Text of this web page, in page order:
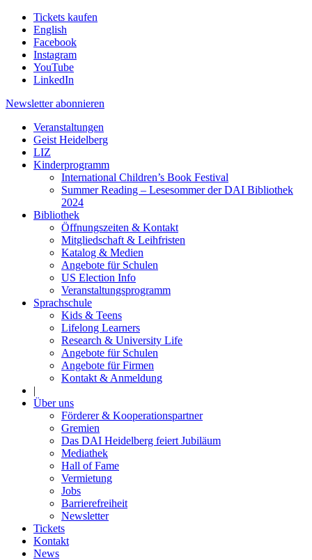
Tickets kaufen
English
Facebook
Instagram
YouTube
LinkedIn
Newsletter abonnieren
Veranstaltungen
Geist Heidelberg
LIZ
Kinderprogramm
International Children’s Book Festival
Summer Reading – Lesesommer der DAI Bibliothek
2024
Bibliothek
Öffnungszeiten & Kontakt
Mitgliedschaft & Leihfristen
Katalog & Medien
Angebote für Schulen
US Election Info
Veranstaltungsprogramm
Sprachschule
Kids & Teens
Lifelong Learners
Research & University Life
Angebote für Schulen
Angebote für Firmen
Kontakt & Anmeldung
|
Über uns
Förderer & Kooperationspartner
Gremien
Das DAI Heidelberg feiert Jubiläum
Mediathek
Hall of Fame
Vermietung
Jobs
Barrierefreiheit
Newsletter
Tickets
Kontakt
News